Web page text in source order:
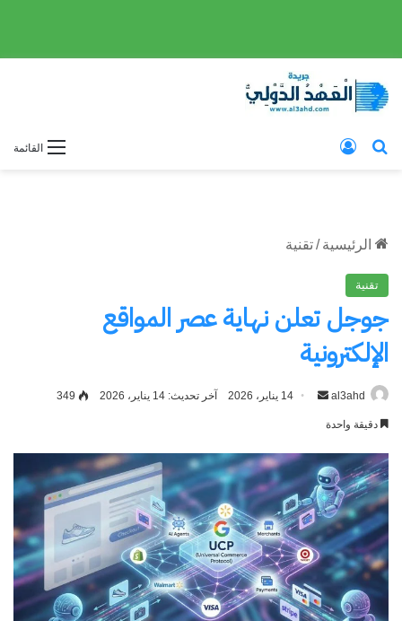
القائمة بحث عن
الرئيسية /تقنية
تقنية
جوجل تعلن نهاية عصر المواقع
الإلكترونية
al3ahd
أرسل14 يناير، 2026 آخر تحديث: 14 يناير، 2026 349
دقيقة واحدة